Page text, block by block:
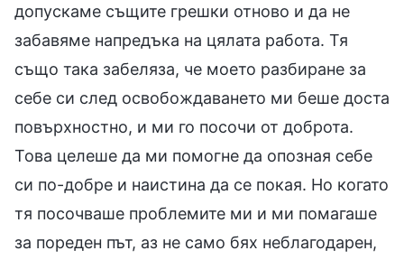
допускаме същите грешки отново и да не
забавяме напредъка на цялата работа. Тя
също така забеляза, че моето разбиране за
себе си след освобождаването ми беше доста
повърхностно, и ми го посочи от доброта.
Това целеше да ми помогне да опозная себе
си по-добре и наистина да се покая. Но когато
тя посочваше проблемите ми и ми помагаше
за пореден път, аз не само бях неблагодарен,